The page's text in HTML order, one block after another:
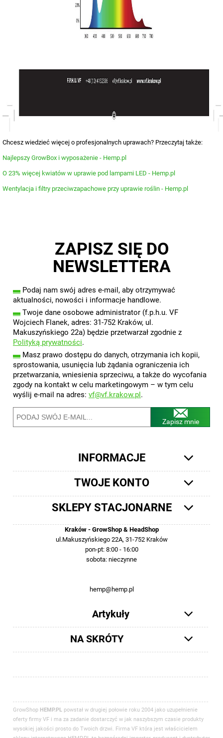
Chcesz wiedzieć więcej o profesjonalnych uprawach? Przeczytaj także:
Najlepszy GrowBox i wyposażenie - Hemp.pl
O 23% więcej kwiatów w uprawie pod lampami LED - Hemp.pl
Wentylacja i filtry przeciwzapachowe przy uprawie roślin - Hemp.pl
ZAPISZ SIĘ DO
NEWSLETTERA
▬ Podaj nam swój adres e-mail, aby otrzymywać
aktualności, nowości i informacje handlowe.
▬ Twoje dane osobowe administrator (f.p.h.u. VF
Wojciech Flanek, adres: 31-752 Kraków, ul.
Makuszyńskiego 22a) będzie przetwarzał zgodnie z
Polityką prywatności.
▬ Masz prawo dostępu do danych, otrzymania ich kopii,
sprostowania, usunięcia lub żądania ograniczenia ich
przetwarzania, wniesienia sprzeciwu, a także do wycofania
zgody na kontakt w celu marketingowym – w tym celu
wyślij e-mail na adres: vf@vf.krakow.pl .
Zapisz mnie
INFORMACJE
TWOJE KONTO
SKLEPY STACJONARNE
Kraków - GrowShop & HeadShop
ul.Makuszyńskiego 22A, 31-752 Kraków
pon-pt: 8:00 - 16:00
sobota: nieczynne
hemp@hemp.pl
Artykuły
NA SKRÓTY
GrowShop HEMP.PL powstał w drugiej połowie roku 2004 jako uzupełnienie
oferty firmy VF i ma za zadanie dostarczyć w jak naszybszym czasie produkty
wysokiej jakości prosto do Twoich drzwi. Firma VF która jest właścicielem